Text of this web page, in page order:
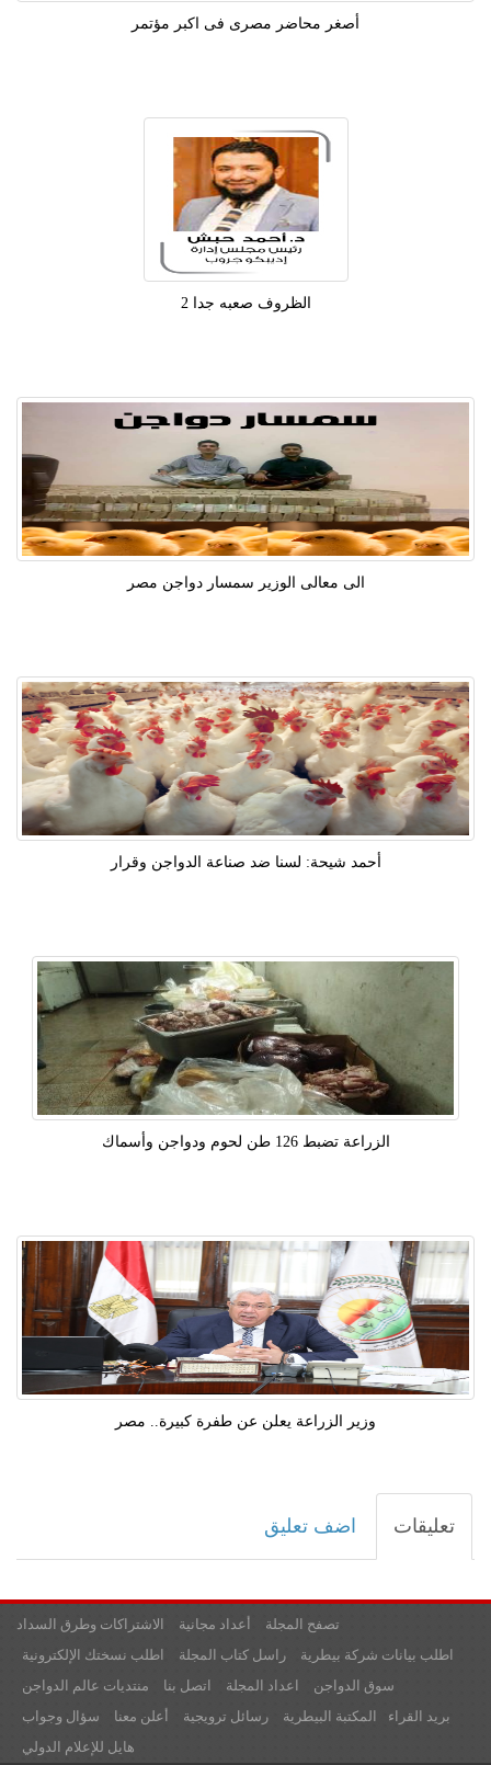
أصغر محاضر مصرى فى اكبر مؤتمر
الظروف صعبه جدا 2
الى معالى الوزير سمسار دواجن مصر
أحمد شيحة: لسنا ضد صناعة الدواجن وقرار
الزراعة تضبط 126 طن لحوم ودواجن وأسماك
وزير الزراعة يعلن عن طفرة كبيرة.. مصر
تعليقات اضف تعليق
الاشتراكات وطرق السداد أعداد مجانية
تصفح المجلة
اطلب نسختك الإلكترونية
راسل كتاب المجلة
اطلب بيانات شركة بيطرية
منتديات عالم الدواجن
اتصل بنا اعداد المجلة
سوق الدواجن
سؤال وجواب
أعلن معنا رسائل ترويجية المكتبة البيطرية
بريد القراء
هايل للإعلام الدولي